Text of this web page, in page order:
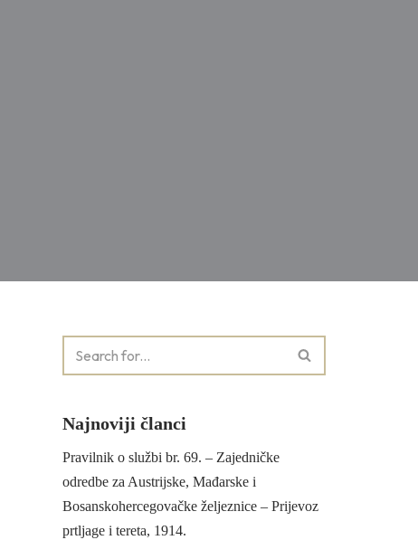
Najnoviji članci
Pravilnik o službi br. 69. – Zajedničke
odredbe za Austrijske, Mađarske i
Bosanskohercegovačke željeznice – Prijevoz
prtljage i tereta, 1914.